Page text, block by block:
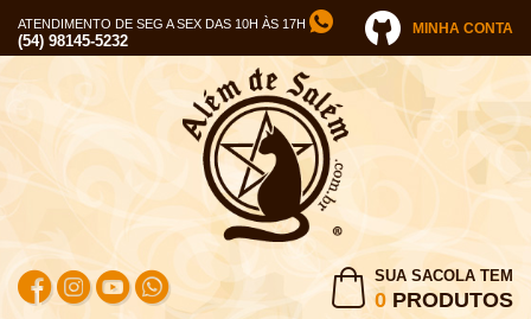
ATENDIMENTO DE SEG A SEX DAS 10H ÀS 17H
(54) 98145-5232
MINHA CONTA
SUA SACOLA TEM
0 PRODUTOS